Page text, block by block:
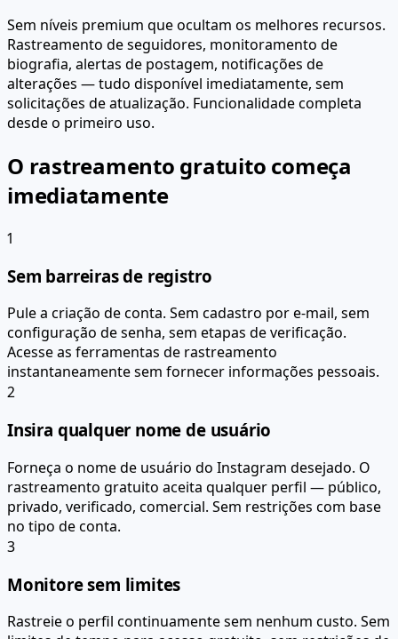
Sem níveis premium que ocultam os melhores recursos.
Rastreamento de seguidores, monitoramento de
biografia, alertas de postagem, notificações de
alterações — tudo disponível imediatamente, sem
solicitações de atualização. Funcionalidade completa
desde o primeiro uso.
O rastreamento gratuito começa
imediatamente
1
Sem barreiras de registro
Pule a criação de conta. Sem cadastro por e-mail, sem
configuração de senha, sem etapas de verificação.
Acesse as ferramentas de rastreamento
instantaneamente sem fornecer informações pessoais.
2
Insira qualquer nome de usuário
Forneça o nome de usuário do Instagram desejado. O
rastreamento gratuito aceita qualquer perfil — público,
privado, verificado, comercial. Sem restrições com base
no tipo de conta.
3
Monitore sem limites
Rastreie o perfil continuamente sem nenhum custo. Sem